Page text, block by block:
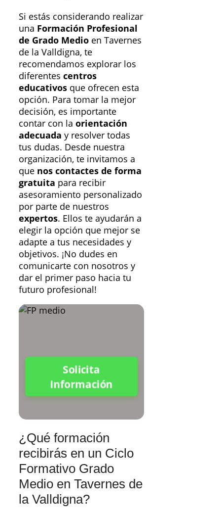
Si estás considerando realizar
una Formación Profesional
de Grado Medio en Tavernes
de la Valldigna, te
recomendamos explorar los
diferentes centros
educativos que ofrecen esta
opción. Para tomar la mejor
decisión, es importante
contar con la orientación
adecuada y resolver todas
tus dudas. Desde nuestra
organización, te invitamos a
que nos contactes de forma
gratuita para recibir
asesoramiento personalizado
por parte de nuestros
expertos. Ellos te ayudarán a
elegir la opción que mejor se
adapte a tus necesidades y
objetivos. ¡No dudes en
comunicarte con nosotros y
dar el primer paso hacia tu
futuro profesional!
Solicita
Información
¿Qué formación
recibirás en un Ciclo
Formativo Grado
Medio en Tavernes de
la Valldigna?